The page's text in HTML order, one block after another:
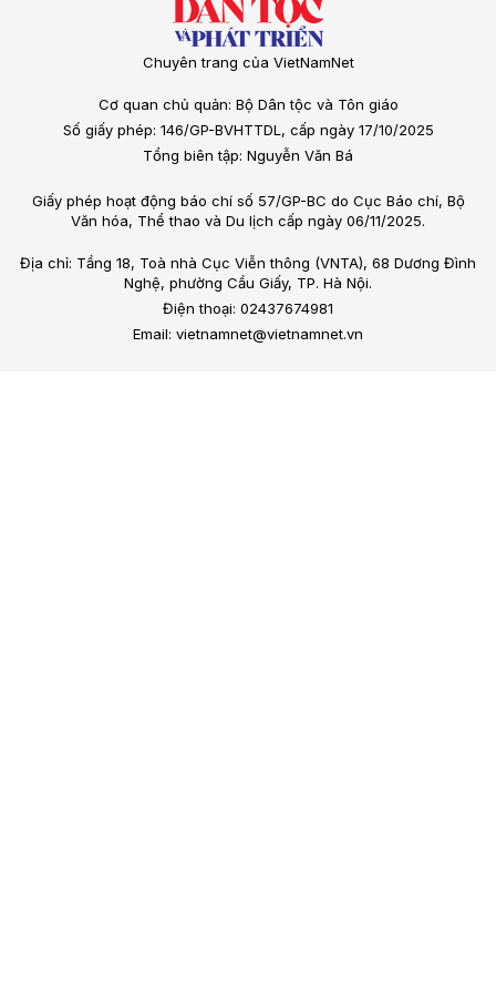
Chuyên trang của VietNamNet
Cơ quan chủ quản: Bộ Dân tộc và Tôn giáo
Số giấy phép: 146/GP-BVHTTDL, cấp ngày 17/10/2025
Tổng biên tập: Nguyễn Văn Bá
Giấy phép hoạt động báo chí số 57/GP-BC do Cục Báo chí, Bộ
Văn hóa, Thể thao và Du lịch cấp ngày 06/11/2025.
Địa chỉ: Tầng 18, Toà nhà Cục Viễn thông (VNTA), 68 Dương Đình
Nghệ, phường Cầu Giấy, TP. Hà Nội.
Điện thoại: 02437674981
Email: vietnamnet@vietnamnet.vn